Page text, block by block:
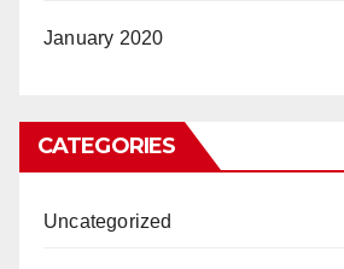
January 2020
CATEGORIES
Uncategorized